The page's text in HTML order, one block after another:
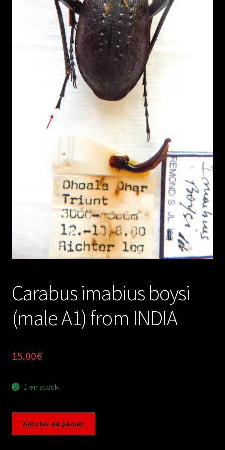
Carabus imabius boysi
(male A1) from INDIA
15.00€
1 en stock
Ajouter au panier